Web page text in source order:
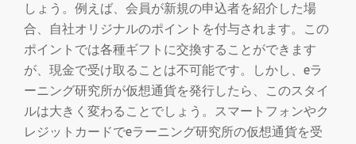
しょう。例えば、会員が新規の申込者を紹介した場
合、自社オリジナルのポイントを付与されます。この
ポイントでは各種ギフトに交換することができます
が、現金で受け取ることは不可能です。しかし、eラ
ーニング研究所が仮想通貨を発行したら、このスタイ
ルは大きく変わることでしょう。スマートフォンやク
レジットカードでeラーニング研究所の仮想通貨を受